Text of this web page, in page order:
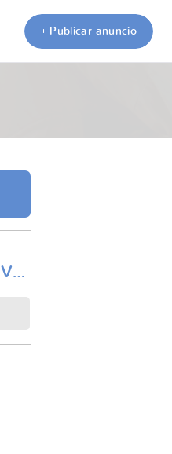
+ Publicar anuncio
HERNAN BENEVENTANA